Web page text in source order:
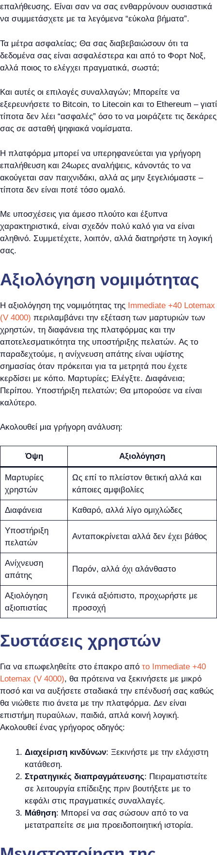
επαλήθευσης. Είναι σαν να σας ενθαρρύνουν ουσιαστικά
να συμμετάσχετε με τα λεγόμενα “εύκολα βήματα”.
Τα μέτρα ασφαλείας; Θα σας διαβεβαιώσουν ότι τα
δεδομένα σας είναι ασφαλέστερα και από το Φορτ Νοξ,
αλλά ποιος το ελέγχει πραγματικά, σωστά;
Και αυτές οι επιλογές συναλλαγών; Μπορείτε να
εξερευνήσετε το Bitcoin, το Litecoin και το Ethereum – γιατί
τίποτα δεν λέει “ασφαλές” όσο το να μοιράζετε τις δεκάρες
σας σε ασταθή ψηφιακά νομίσματα.
Η πλατφόρμα μπορεί να υπερηφανεύεται για γρήγορη
επαλήθευση και 24ωρες αναλήψεις, κάνοντάς το να
ακούγεται σαν παιχνιδάκι, αλλά ας μην ξεγελιόμαστε –
τίποτα δεν είναι ποτέ τόσο ομαλό.
Με υποσχέσεις για άμεσο πλούτο και έξυπνα
χαρακτηριστικά, είναι σχεδόν πολύ καλό για να είναι
αληθινό. Συμμετέχετε, λοιπόν, αλλά διατηρήστε τη λογική
σας.
Αξιολόγηση νομιμότητας
Η αξιολόγηση της νομιμότητας της Immediate +40 Lotemax
(V 4000) περιλαμβάνει την εξέταση των μαρτυριών των
χρηστών, τη διαφάνεια της πλατφόρμας και την
αποτελεσματικότητα της υποστήριξης πελατών. Ας το
παραδεχτούμε, η ανίχνευση απάτης είναι υψίστης
σημασίας όταν πρόκειται για τα μετρητά που έχετε
κερδίσει με κόπο. Μαρτυρίες; Ελέγξτε. Διαφάνεια;
Περίπου. Υποστήριξη πελατών; Θα μπορούσε να είναι
καλύτερο.
Ακολουθεί μια γρήγορη ανάλυση:
Όψη Αξιολόγηση
Μαρτυρίες
χρηστών
Ως επί το πλείστον θετική αλλά και
κάποιες αμφιβολίες
Διαφάνεια Καθαρό, αλλά λίγο ομιχλώδες
Υποστήριξη
πελατών
Ανταποκρίνεται αλλά δεν έχει βάθος
Ανίχνευση
απάτης
Παρόν, αλλά όχι αλάνθαστο
Αξιολόγηση
αξιοπιστίας
Γενικά αξιόπιστο, προχωρήστε με
προσοχή
Συστάσεις χρηστών
Για να επωφεληθείτε στο έπακρο από το Immediate +40
Lotemax (V 4000), θα πρότεινα να ξεκινήσετε με μικρό
ποσό και να αυξήσετε σταδιακά την επένδυσή σας καθώς
θα νιώθετε πιο άνετα με την πλατφόρμα. Δεν είναι
επιστήμη πυραύλων, παιδιά, απλά κοινή λογική.
Ακολουθεί ένας γρήγορος οδηγός:
Διαχείριση κινδύνων: Ξεκινήστε με την ελάχιστη
κατάθεση.
Στρατηγικές διαπραγμάτευσης: Πειραματιστείτε
σε λειτουργία επίδειξης πριν βουτήξετε με το
κεφάλι στις πραγματικές συναλλαγές.
Μάθηση: Μπορεί να σας σώσουν από το να
μετατραπείτε σε μια προειδοποιητική ιστορία.